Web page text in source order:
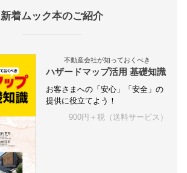
新着ムック本のご紹介
不動産会社が知っておくべき
ハザードマップ活用 基礎知識
お客さまへの「安心」「安全」の
提供に役立てよう！
900円＋税（送料サービス）